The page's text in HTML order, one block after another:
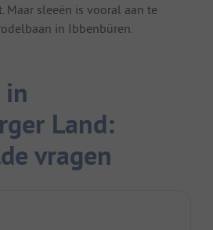
Maar sleeën is vooral aan te
in Ibbenbüren.
in
Land:
vragen